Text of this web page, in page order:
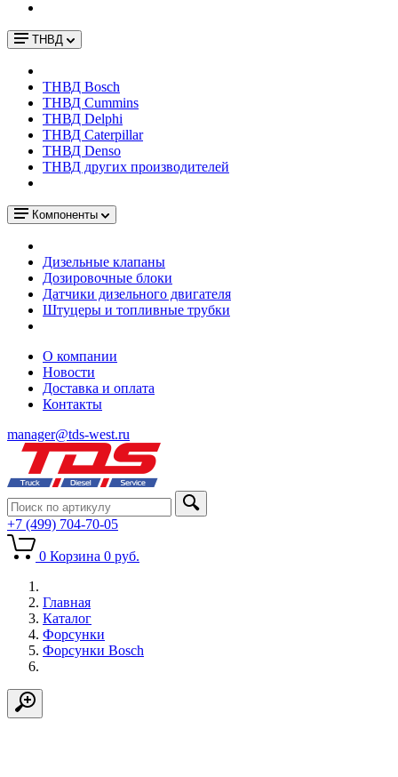
ТНВД
ТНВД Bosch
ТНВД Cummins
ТНВД Delphi
ТНВД Caterpillar
ТНВД Denso
ТНВД других производителей
Компоненты
Дизельные клапаны
Дозировочные блоки
Датчики дизельного двигателя
Штуцеры и топливные трубки
О компании
Новости
Доставка и оплата
Контакты
manager@tds-west.ru
+7 (499) 704-70-05
0 Корзина 0 руб.
Главная
Каталог
Форсунки
Форсунки Bosch